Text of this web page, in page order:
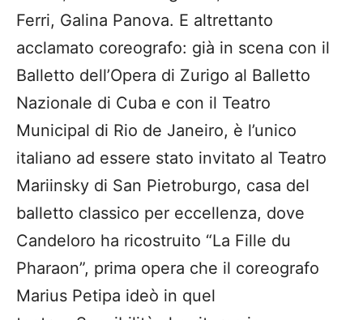
Ferri, Galina Panova. E altrettanto
acclamato coreografo: già in scena con il
Balletto dell’Opera di Zurigo al Balletto
Nazionale di Cuba e con il Teatro
Municipal di Rio de Janeiro, è l’unico
italiano ad essere stato invitato al Teatro
Mariinsky di San Pietroburgo, casa del
balletto classico per eccellenza, dove
Candeloro ha ricostruito “La Fille du
Pharaon”, prima opera che il coreografo
Marius Petipa ideò in quel